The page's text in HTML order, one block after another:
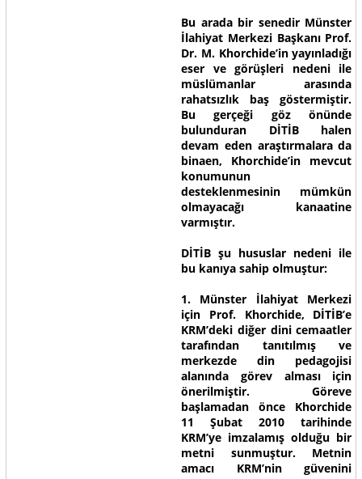
Bu arada bir senedir Münster
İlahiyat Merkezi Başkanı Prof.
Dr. M. Khorchide’in yayınladığı
eser ve görüşleri nedeni ile
müslümanlar arasında
rahatsızlık baş göstermiştir.
Bu gerçeği göz önünde
bulunduran DİTİB halen
devam eden araştırmalara da
binaen, Khorchide’in mevcut
konumunun
desteklenmesinin mümkün
olmayacağı kanaatine
varmıştır.
DİTİB şu hususlar nedeni ile
bu kanıya sahip olmuştur:
1. Münster İlahiyat Merkezi
için Prof. Khorchide, DİTİB’e
KRM’deki diğer dini cemaatler
tarafından tanıtılmış ve
merkezde din pedagojisi
alanında görev alması için
önerilmiştir. Göreve
başlamadan önce Khorchide
11 Şubat 2010 tarihinde
KRM’ye imzalamış olduğu bir
metni sunmuştur. Metnin
amacı KRM’nin güvenini